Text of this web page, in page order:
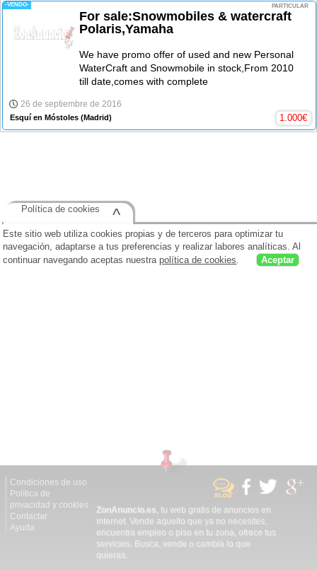
-VENDO- PARTICULAR
For sale:Snowmobiles & watercraft
Polaris,Yamaha
We have promo offer of used and new Personal
WaterCraft and Snowmobile in stock,From 2010
till date,comes with complete
26 de septiembre de 2016
Esquí en Móstoles (Madrid) 1.000€
Condiciones de uso
Política de
privacidad y cookies
Contactar
Ayuda
ZonAnuncio.es , tu web gratis de anuncios en
internet. Vende aquello que ya no necesites,
encuentra empleo o piso en tu zona, ofrece tus
servicios. Busca, vende o cambia lo que
quieras.
Este sitio web utiliza cookies propias y de terceros para optimizar tu
navegación, adaptarse a tus preferencias y realizar labores analíticas. Al
continuar navegando aceptas nuestrapolítica de cookies. Aceptar
Política de cookies ^